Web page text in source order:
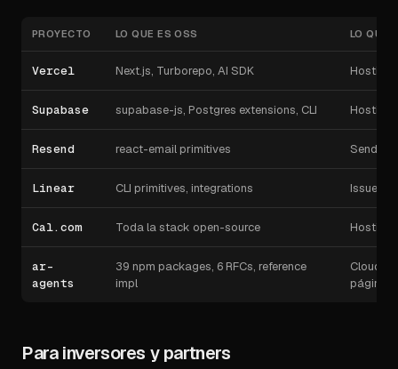
PROYECTO LO QUE ES OSS LO QUE
Vercel Next.js, Turborepo, AI SDK Hosting,
Supabase supabase-js, Postgres extensions, CLI
Resend react-email primitives Sending
Linear CLI primitives, integrations Issue
Cal.com Toda la stack open-source Hosting,
ar-
agents
39 npm packages, 6 RFCs, reference
impl
Cloud ·
página)
Para inversores y partners